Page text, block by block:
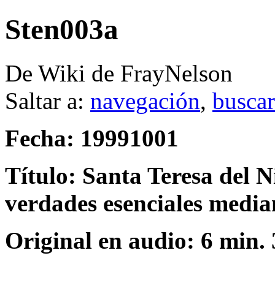
Sten003a
De Wiki de FrayNelson
Saltar a: navegación, buscar
Fecha: 19991001
Título: Santa Teresa del
verdades esenciales
Original en audio: 6 min.